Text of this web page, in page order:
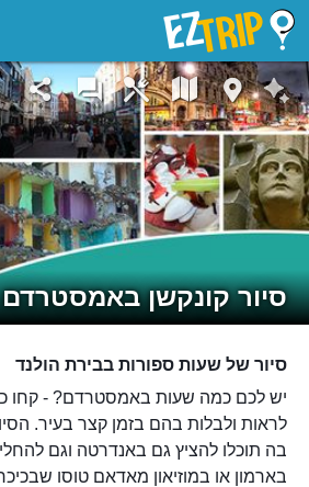
סיור קונקשן באמסטרדם
סיור של שעות ספורות בבירת הולנד
יש לכם כמה שעות באמסטרדם? - קחו
לראות ולבלות בהם בזמן קצר בעיר.
בה תוכלו להציץ גם באנדרטה וגם
בארמון או במוזיאון מאדאם טוסו
EZTrip